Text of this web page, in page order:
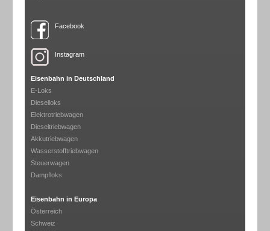
Facebook
Instagram
Eisenbahn in Deutschland
E-Loks
Dieselloks
Elektrotriebwagen
Dieseltriebwagen
Akkutriebwagen
Wasserstofftriebwagen
Steuerwagen
Dampfloks
Eisenbahn in Europa
Österreich
Schweiz